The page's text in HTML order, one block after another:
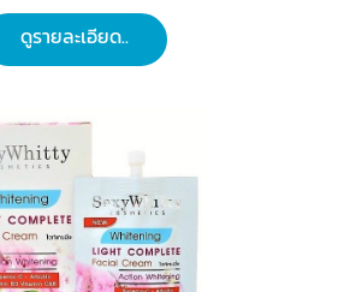
ดูรายละเอียด..